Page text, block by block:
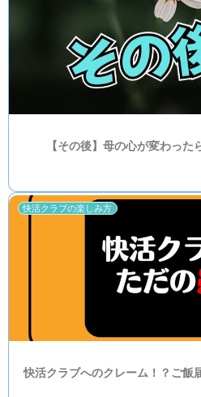
【その後】母の心が変わった
快活クラブの楽しみ方
快活クラブへのクレーム！？ご飯